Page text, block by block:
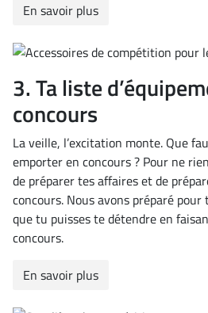
En savoir plus
3. Ta liste
concours
La veille, l’excitation monte. Que
emporter en concours ? Pour ne
de préparer tes affaires et de
concours. Nous avons préparé
que tu puisses te détendre en
concours.
En savoir plus